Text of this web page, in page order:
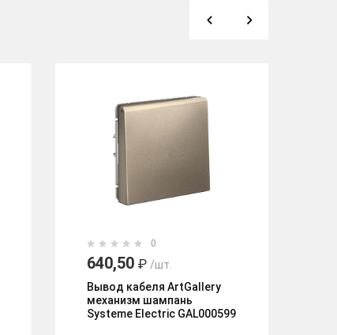
0
640,50 ₽ /шт.
Вывод кабеля ArtGallery
механизм шампань
Systeme Electric GAL000599